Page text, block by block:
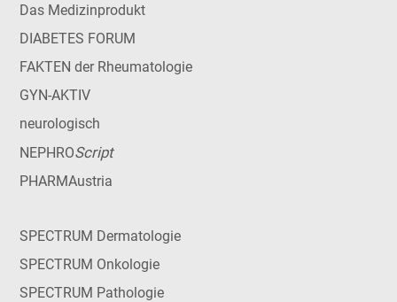
Das Medizinprodukt
DIABETES FORUM
FAKTEN der Rheumatologie
GYN-AKTIV
neurologisch
NEPHROScript
PHARMAustria
SPECTRUM Dermatologie
SPECTRUM Onkologie
SPECTRUM Pathologie